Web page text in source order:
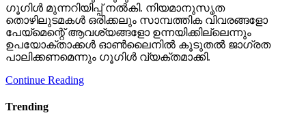
Continue Reading
Trending